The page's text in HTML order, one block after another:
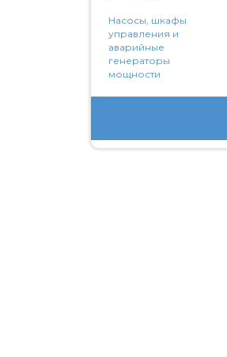
Насосы, шкафы
управления и
аварийные
генераторы
мощности